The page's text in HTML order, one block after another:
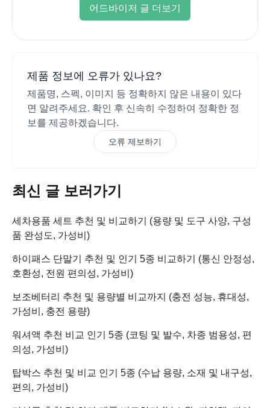
어드바이저 글 더보기
제품 정보에 오류가 있나요?
제품명, 스펙, 이미지 등 정확하지 않은 내용이 있다
면 알려주세요. 확인 후 신속히 수정하여 정확한 정
보를 제공하겠습니다.
오류 제보하기
최신 글 보러가기
세차용품 세트 추천 및 비교하기 (용량 및 도구 사양, 구성
품 완성도, 가성비)
하이패스 단말기 추천 및 인기 5종 비교하기 (통신 안정성,
호환성, 전원 편의성, 가성비)
보조베터리 추천 및 용량별 비교까지 (충전 성능, 휴대성,
가성비, 충전 용량)
워셔액 추천 비교 인기 5종 (코팅 및 발수, 차종 범용성, 편
의성, 가성비)
탑박스 추천 및 비교 인기 5종 (수납 용량, 소재 및 내구성,
편의, 가성비)